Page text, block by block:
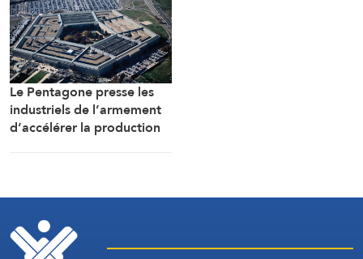
Le Pentagone presse les
industriels de l’armement
d’accélérer la production